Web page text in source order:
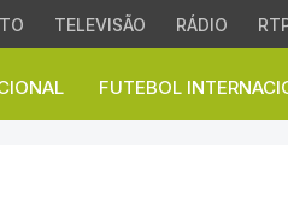
TELEVISÃO RÁDIO
FUTEBOL